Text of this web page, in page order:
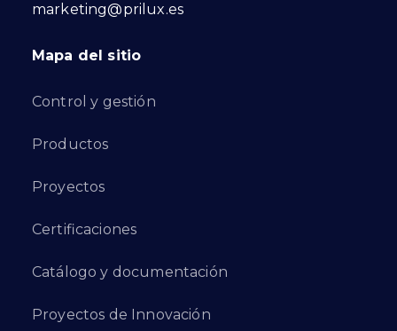
marketing@prilux.es
Mapa del sitio
Control y gestión
Productos
Proyectos
Certificaciones
Catálogo y documentación
Proyectos de Innovación